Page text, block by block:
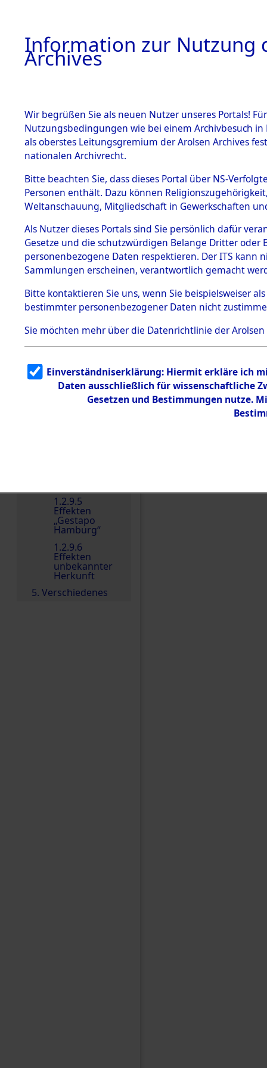
BESTÄNDE
1.
Inhaftierungsdoku
mente
1.2.9 Beim ITS
Effekten
1.2.9.1
Effekten aus
dem KZ
Dachau
1.2.9.2
Effekten aus
dem KZ
Bayerisches
1.2.9.3
Effekten aus
dem KZ
Neuengamm
1.2.9.5
Effekten
„Gestapo
Hamburg“
1.2.9.6
Effekten
unbekannter
Herkunft
5. Verschiedenes
0002
Einen Kommentar
Information zur Nutzung
Archives
Wir begrüßen Sie als neuen Nutzer unseres Portals!
Nutzungsbedingungen wie bei einem Archivbesuch
als oberstes Leitungsgremium der Arolsen Archives
nationalen Archivrecht.
Bitte beachten Sie, dass dieses Portal über NS-
Personen enthält. Dazu können
Weltanschauung, Mitgliedschaft in Gewerkschaften
Als Nutzer dieses Portals sind Sie persönlich dafür
Gesetze und die schutzwürdigen Belange Dritter
personenbezogene Daten respektieren. Der ITS
Sammlungen erscheinen, verantwortlich gemacht
Bitte kontaktieren Sie uns, wenn Sie beispielsweiser
bestimmter personenbezogener Daten nicht
Sie möchten mehr über die Datenrichtlinie der Arolsen
Einverständniserklärung: Hiermit erkläre ich
Daten ausschließlich für wissenschaftliche
Gesetzen und Bestimmungen nutze.